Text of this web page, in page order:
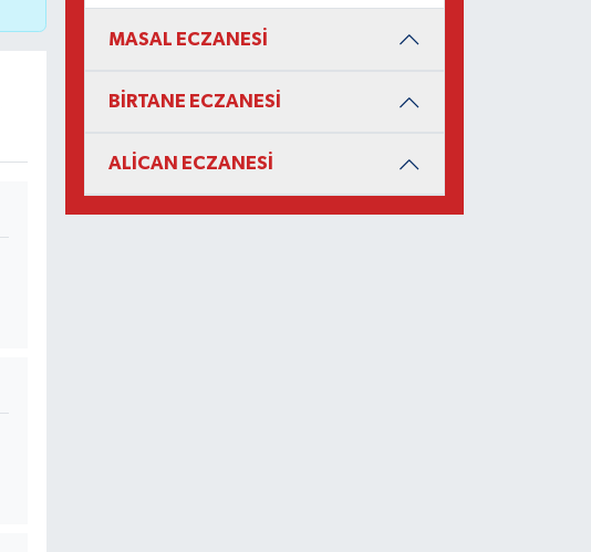
MASAL ECZANESİ
BİRTANE ECZANESİ
ALİCAN ECZANESİ